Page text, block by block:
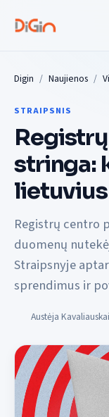
Digin Naujienos
STRAIPSNIS
stringa:
lietuvius
Registrų centro
duomenų
Straipsnyje
sprendimus ir
Austėja